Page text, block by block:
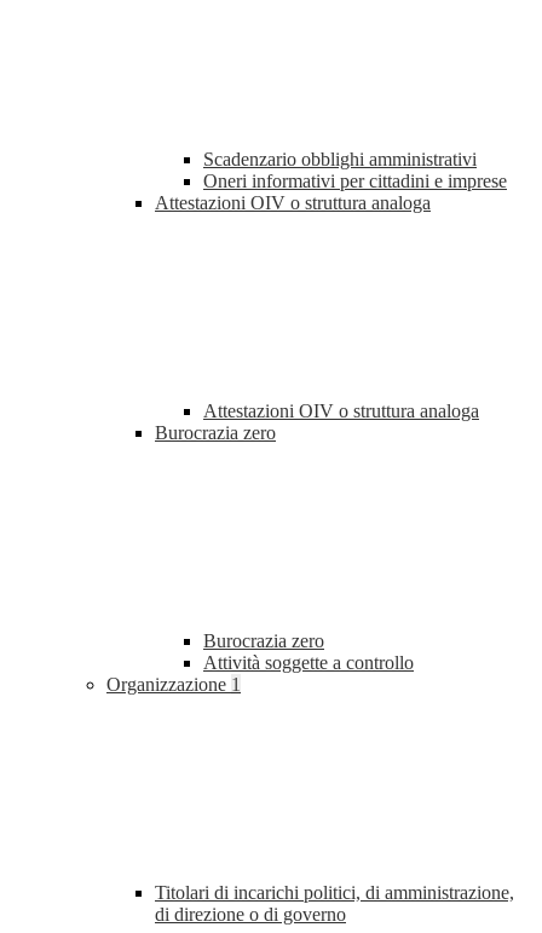
Scadenzario obblighi amministrativi
Oneri informativi per cittadini e imprese
Attestazioni OIV o struttura analoga
Attestazioni OIV o struttura analoga
Burocrazia zero
Burocrazia zero
Attività soggette a controllo
Organizzazione 1
Titolari di incarichi politici, di amministrazione,
di direzione o di governo